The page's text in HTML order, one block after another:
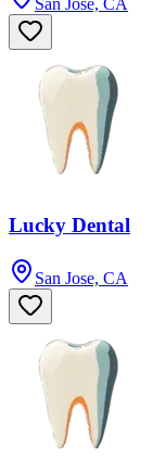
San Jose, CA
Lucky Dental
San Jose, CA